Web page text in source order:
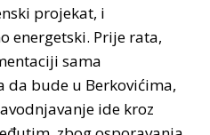
projekat, i
energetski. Prije rata,
sama
bude u Berkovićima,
ide kroz